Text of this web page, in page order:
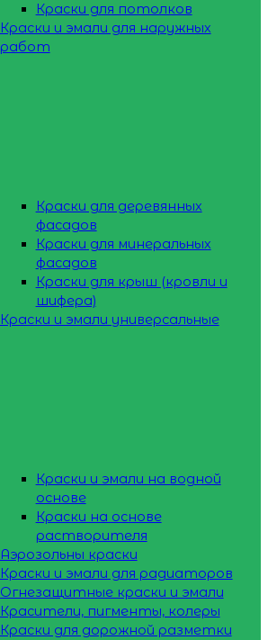
Краски для потолков
Краски и эмали для наружных
работ
Краски для деревянных
фасадов
Краски для минеральных
фасадов
Краски для крыш (кровли и
шифера)
Краски и эмали универсальные
Краски и эмали на водной
основе
Краски на основе
растворителя
Аэрозольны краски
Краски и эмали для радиаторов
Огнезащитные краски и эмали
Красители, пигменты, колеры
Краски для дорожной разметки